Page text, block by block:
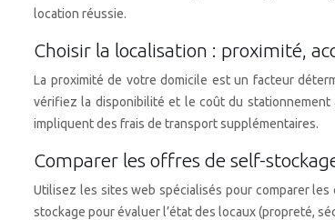
location réussie.
Choisir la localisation : proximité,
La proximité de votre domicile est un facteur
vérifiez la disponibilité et le coût du stationnement
impliquent des frais de transport supplémentaires.
Comparer les offres de self-
Utilisez les sites web spécialisés pour comparer
stockage pour évaluer l’état des locaux (propreté,